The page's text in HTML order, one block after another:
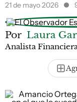
21 de mayo 2026
Por Laura
Analista